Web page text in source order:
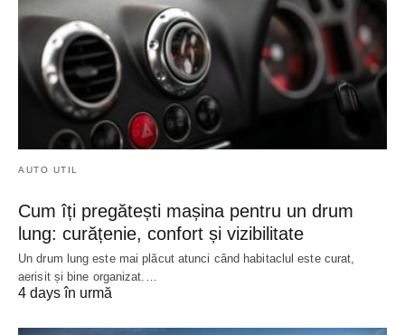
AUTO UTIL
Cum îți pregătești mașina pentru un drum
lung: curățenie, confort și vizibilitate
Un drum lung este mai plăcut atunci când habitaclul este curat,
aerisit și bine organizat.…
4 days în urmă